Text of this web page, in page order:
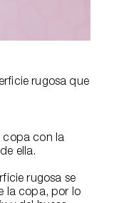
rugosa que
copa con la
ella.
rugosa se
la copa, por lo